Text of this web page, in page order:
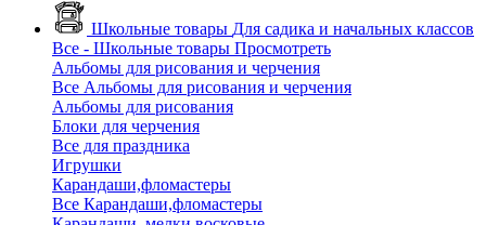
Школьные товары Для садика и начальных классов
Все - Школьные товары Просмотреть
Альбомы для рисования и черчения
Все Альбомы для рисования и черчения
Альбомы для рисования
Блоки для черчения
Все для праздника
Игрушки
Карандаши,фломастеры
Все Карандаши,фломастеры